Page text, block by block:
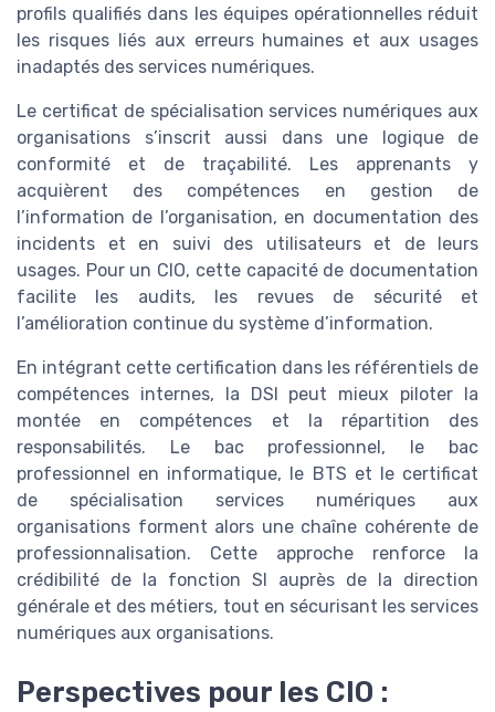
profils qualifiés dans les équipes opérationnelles réduit
les risques liés aux erreurs humaines et aux usages
inadaptés des services numériques.
Le certificat de spécialisation services numériques aux
organisations s’inscrit aussi dans une logique de
conformité et de traçabilité. Les apprenants y
acquièrent des compétences en gestion de
l’information de l’organisation, en documentation des
incidents et en suivi des utilisateurs et de leurs
usages. Pour un CIO, cette capacité de documentation
facilite les audits, les revues de sécurité et
l’amélioration continue du système d’information.
En intégrant cette certification dans les référentiels de
compétences internes, la DSI peut mieux piloter la
montée en compétences et la répartition des
responsabilités. Le bac professionnel, le bac
professionnel en informatique, le BTS et le certificat
de spécialisation services numériques aux
organisations forment alors une chaîne cohérente de
professionnalisation. Cette approche renforce la
crédibilité de la fonction SI auprès de la direction
générale et des métiers, tout en sécurisant les services
numériques aux organisations.
Perspectives pour les CIO :